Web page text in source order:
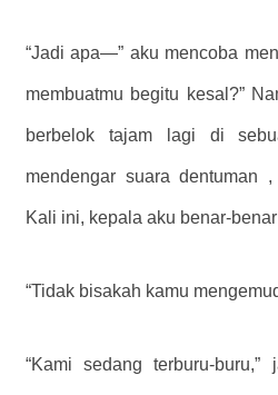
“Jadi apa—” aku mencoba
membuatmu begitu kesal?”
berbelok tajam lagi di
mendengar suara dentuman
Kali ini, kepala aku benar-
“Tidak bisakah kamu
“Kami sedang terburu-buru,”